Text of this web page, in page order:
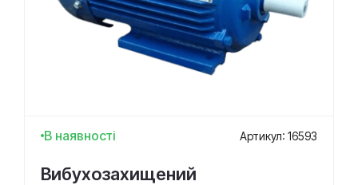
В наявності Артикул: 16593
Вибухозахищений